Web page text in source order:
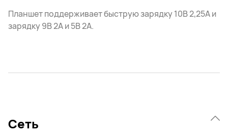
Планшет поддерживает быструю зарядку 10В 2,25А и
зарядку 9В 2А и 5В 2А.
Сеть